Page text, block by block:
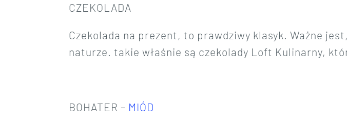
CZEKOLADA
Czekolada na prezent, to prawdziwy klasyk. Ważne
naturze. takie właśnie są czekolady Loft Kulinarny,
BOHATER – MIÓD